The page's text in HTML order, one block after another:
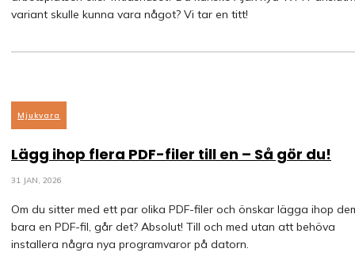
variant skulle kunna vara något? Vi tar en titt!
Mjukvara
Lägg ihop flera PDF-filer till en – Så gör du!
31 JAN, 2026
Om du sitter med ett par olika PDF-filer och önskar lägga ihop
bara en PDF-fil, går det? Absolut! Till och med utan att behöva
installera några nya programvaror på datorn.